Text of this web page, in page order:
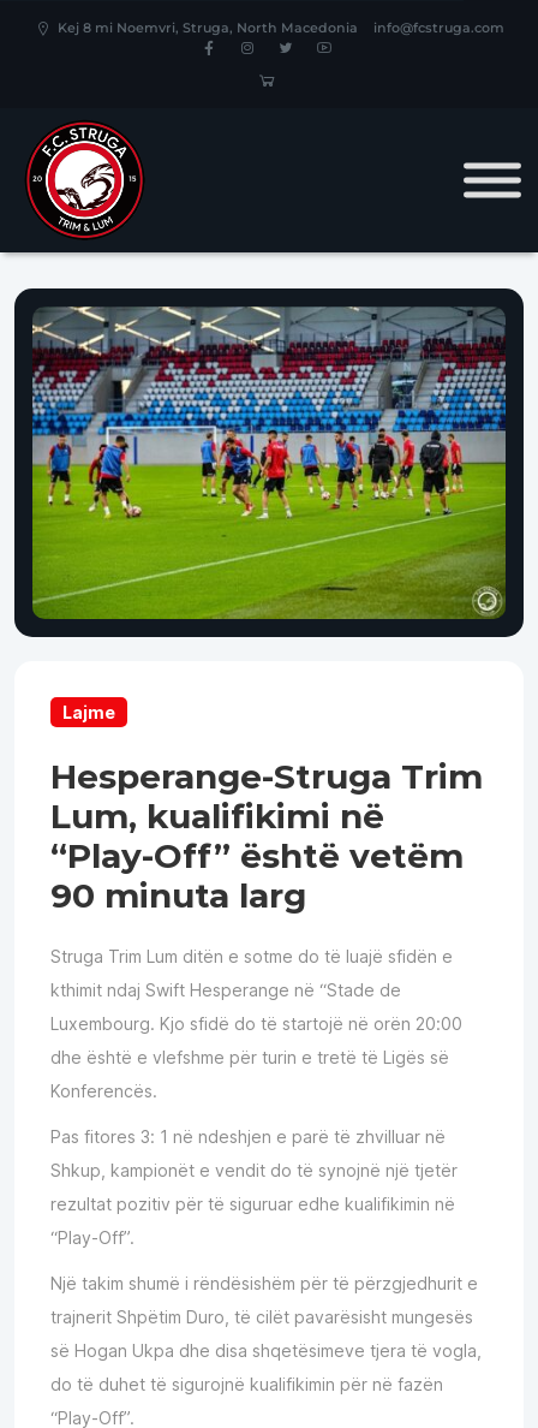
Kej 8 mi Noemvri, Struga, North Macedonia info@fcstruga.com
Lajme
Hesperange-Struga Trim
Lum, kualifikimi në
“Play-Off” është vetëm
90 minuta larg
Struga Trim Lum ditën e sotme do të luajë sfidën e
kthimit ndaj Swift Hesperange në “Stade de
Luxembourg. Kjo sfidë do të startojë në orën 20:00
dhe është e vlefshme për turin e tretë të Ligës së
Konferencës.
Pas fitores 3: 1 në ndeshjen e parë të zhvilluar në
Shkup, kampionët e vendit do të synojnë një tjetër
rezultat pozitiv për të siguruar edhe kualifikimin në
“Play-Off”.
Një takim shumë i rëndësishëm për të përzgjedhurit e
trajnerit Shpëtim Duro, të cilët pavarësisht mungesës
së Hogan Ukpa dhe disa shqetësimeve tjera të vogla,
do të duhet të sigurojnë kualifikimin për në fazën
“Play-Off”.